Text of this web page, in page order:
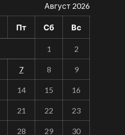
Август 2026
Пт Сб Вс
1 2
7 8 9
14 15 16
21 22 23
28 29 30